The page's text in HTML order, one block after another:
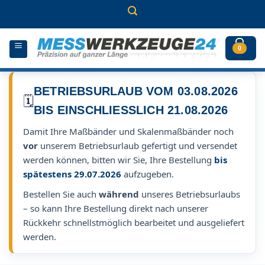
0
🗓️
BETRIEBSURLAUB VOM 03.08.2026
BIS EINSCHLIESSLICH 21.08.2026
Damit Ihre Maßbänder und Skalenmaßbänder noch
vor unserem Betriebsurlaub gefertigt und versendet
werden können, bitten wir Sie, Ihre Bestellung bis
spätestens 29.07.2026 aufzugeben.
Bestellen Sie auch während unseres Betriebsurlaubs
– so kann Ihre Bestellung direkt nach unserer
Rückkehr schnellstmöglich bearbeitet und ausgeliefert
werden.